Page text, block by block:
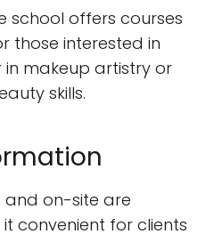
school offers courses
those interested in
makeup artistry or
skills.
and on-site are
convenient for clients